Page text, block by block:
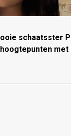
schaatsster
met